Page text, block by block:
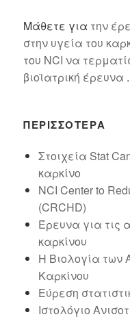
Μάθετε για την
στην υγεία του
του NCI να
βιοϊατρική έρευνα .
ΠΕΡΙΣΣΌΤΕΡΑ
Στοιχεία Stat
καρκίνο
NCI Center to
(CRCHD)
Έρευνα για τις
καρκίνου
Η Βιολογία των
Καρκίνου
Εύρεση
Ιστολόγιο